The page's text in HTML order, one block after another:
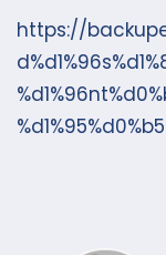
https://